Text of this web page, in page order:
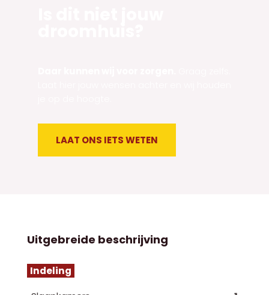
LAAT ONS IETS WETEN
Uitgebreide beschrijving
Indeling